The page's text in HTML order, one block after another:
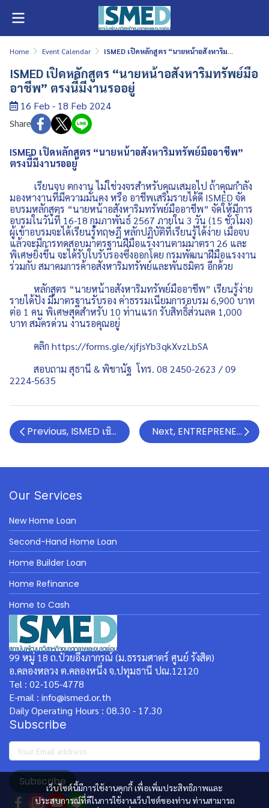
Home Event Calendar ISMED เปิดหลักสูตร “นายหน้าอสังหาริมทรัพย์มืออาชีพ” ตรงนี้มีงานรออยู่
ISMED เปิดหลักสูตร “นายหน้าอสังหาริมทรัพย์มือ
อาชีพ” ตรงนี้มีงานรออยู่
16 Feb - 18 Feb 2024
Share
ISMED เปิดหลักสูตร “นายหน้าอสังหาริมทรัพย์มืออาชีพ”
ตรงนี้มีงานรออยู่
เรียนจบ ตกงาน ไม่ใช่วงจรสำหรับคุณเสมอไป ถ้าคุณกำลัง
มองหางานที่มีความมั่นคง หรือ อาชีพเสริมรายได้ดี ISMED จัด
อบรมหลักสูตร “นายหน้าอสังหาริมทรัพย์มืออาชีพ” จัดให้มีการ
อบรมในวันที่ 16-18 กุมภาพันธ์ 2567 ภายใน 3 วัน (15 ชั่วโมง)
ผู้เข้าอบรมจะได้เรียนรู้ทฤษฎี หลักปฏิบัติที่เรียนรู้ได้ง่าย เมื่อจบ
แล้วจะมีการทดสอบมาตรฐานฝีมือแรงงานตามมาตรา 26 และ
พิเศษยิ่งขึ้น จะได้รับใบรับรองซึ่งออกโดย กรมพัฒนาฝีมือแรงงาน
ร่วมกับ สมาคมการค้าอสังหาริมทรัพย์และพันธมิตร อีกด้วย
หลักสูตร “นายหน้าอสังหาริมทรัพย์มืออาชีพ” เรียนรู้ง่าย
รายได้ปัง มีมาตรฐานรับรอง ค่าธรรมเนียมการอบรม 6,900 บาท
ต่อ 1 คน พิเศษสุดสำหรับ 10 ท่านแรก รับสิทธิ์ส่วนลด 1,000
บาท สมัครด่วน งานรอคุณอยู่
คลิก https://forms.gle/xjfjsYb3qkXvzLbSA
สอบถาม สุธานี & พิชานัฐ โทร. 08 2450-2623 / 09
2224-5635
Previous, ISMED เชิญแม่ค้าสายหวานสมัครออกบูธในงาน
Next, ENTREPRENEUR
เว็บไซต์นี้มีการใช้งานคุกกี้ เพื่อเพิ่มประสิทธิภาพและ
ประสบการณ์ที่ดีในการใช้งานเว็บไซต์ของท่าน ท่านสามารถ
Our Services
New Home Loan
Second-Hand Home Loan
Home Builder Loan
Home Refinance
Home to Cash
99 หมู่ 18 ถ.ป๋วยอึ๊งภากรณ์ (ม.ธรรมศาตร์ ศูนย์ รังสิต)
อ.คลองหลวง ต.คลองหนึ่ง จ.ปทุมธานี ปณ.12120
Tel : 02-105-4778
E-mail : info@ismed.or.th
Daily Operating Hours : 08.30 - 17.30
Subscribe
Subscribe